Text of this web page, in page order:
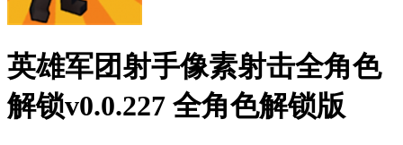
英雄军团射手像素射击全角色
解锁v0.0.227 全角色解锁版